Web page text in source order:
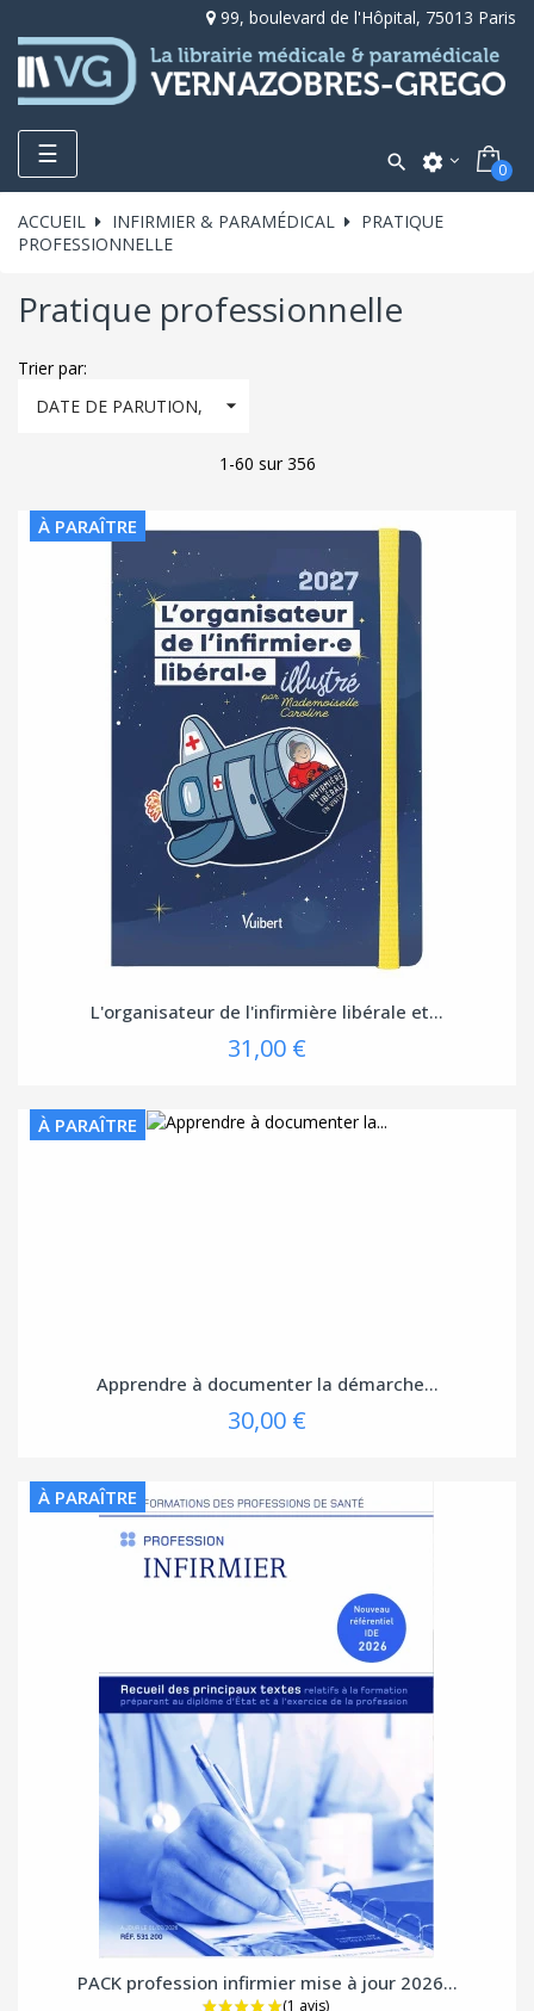
99, boulevard de l'Hôpital, 75013 Paris
Toggle
navigation
☰  settings 0
ACCUEIL INFIRMIER & PARAMÉDICAL
PRATIQUE
PROFESSIONNELLE
Pratique professionnelle
Trier par:
DATE DE PARUTION,

1-60 sur 356
À PARAÎTRE
L'organisateur de l'infirmière libérale et...
31,00 €
À PARAÎTRE
Apprendre à documenter la démarche...
30,00 €
À PARAÎTRE
PACK profession infirmier mise à jour 2026...